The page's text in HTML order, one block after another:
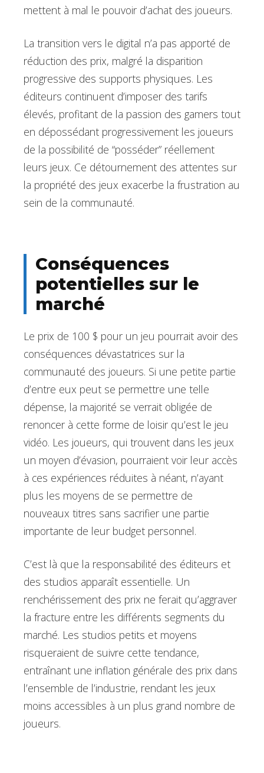
mettent à mal le pouvoir d’achat des joueurs.
La transition vers le digital n’a pas apporté de
réduction des prix, malgré la disparition
progressive des supports physiques. Les
éditeurs continuent d’imposer des tarifs
élevés, profitant de la passion des gamers tout
en dépossédant progressivement les joueurs
de la possibilité de “posséder” réellement
leurs jeux. Ce détournement des attentes sur
la propriété des jeux exacerbe la frustration au
sein de la communauté.
Conséquences
potentielles sur le
marché
Le prix de 100 $ pour un jeu pourrait avoir des
conséquences dévastatrices sur la
communauté des joueurs. Si une petite partie
d’entre eux peut se permettre une telle
dépense, la majorité se verrait obligée de
renoncer à cette forme de loisir qu’est le jeu
vidéo. Les joueurs, qui trouvent dans les jeux
un moyen d’évasion, pourraient voir leur accès
à ces expériences réduites à néant, n’ayant
plus les moyens de se permettre de
nouveaux titres sans sacrifier une partie
importante de leur budget personnel.
C’est là que la responsabilité des éditeurs et
des studios apparaît essentielle. Un
renchérissement des prix ne ferait qu’aggraver
la fracture entre les différents segments du
marché. Les studios petits et moyens
risqueraient de suivre cette tendance,
entraînant une inflation générale des prix dans
l’ensemble de l’industrie, rendant les jeux
moins accessibles à un plus grand nombre de
joueurs.